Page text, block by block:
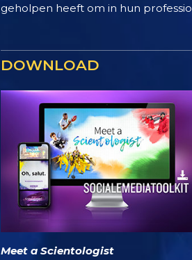
geholpen heeft om in hun
DOWNLOAD
Meet a Scientologist